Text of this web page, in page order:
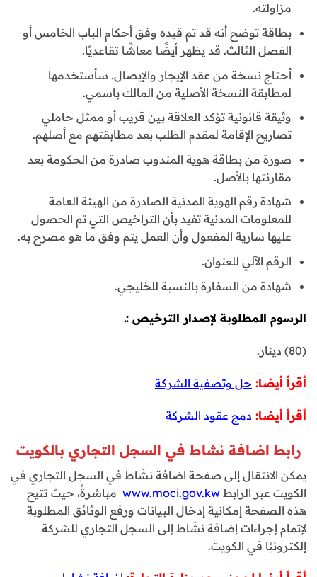
مزاولته.
بطاقة توضح أنه قد تم قيده وفق أحكام الباب الخامس أو
الفصل الثالث. قد يظهر أيضًا معاشًا تقاعديًا.
أحتاج نسخة من عقد الإيجار والإيصال. سأستخدمها
لمطابقة النسخة الأصلية من المالك باسمي.
وثيقة قانونية تؤكد العلاقة بين قريب أو ممثل حاملي
تصاريح الإقامة لمقدم الطلب بعد مطابقتهم مع أصلهم.
صورة من بطاقة هوية المندوب صادرة من الحكومة بعد
مقارنتها بالأصل.
شهادة رقم الهوية المدنية الصادرة من الهيئة العامة
للمعلومات المدنية تفيد بأن التراخيص التي تم الحصول
عليها سارية المفعول وأن العمل يتم وفق ما هو مصرح به.
الرقم الآلي للعنوان.
شهادة من السفارة بالنسبة للخليجي.
الرسوم المطلوبة لإصدار الترخيص :ـ
(80) دينار.
أقرأ أيضا: حل وتصفية الشركة
أقرأ أيضا: دمج عقود الشركة
رابط اضافة نشاط في السجل التجاري بالكويت
يمكن الانتقال إلى صفحة اضافة نشَاط في السجل التجاري في
الكويت عبر الرابط www.moci.gov.kw مباشرةً، حيث تتيح
هذه الصفحة إمكانية إدخال البيانات ورفع الوثائق المطلوبة
لإتمام إجراءات إضافة نشَاط إلى السجل التجاري للشركة
إلكترونيًا في الكويت.